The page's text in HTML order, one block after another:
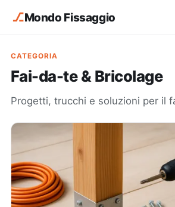
⎇Mondo Fissaggio
CATEGORIA
Fai-da-te & Bricolage
Progetti, trucchi e soluzioni per il